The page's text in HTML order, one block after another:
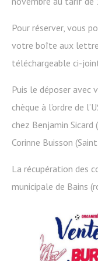
Pour réserver, vous
votre boîte aux
téléchargeable ci-
Puis le déposer avec
chèque à l’ordre de
chez Benjamin Sicard
Corinne Buisson
La récupération des
municipale de Bains